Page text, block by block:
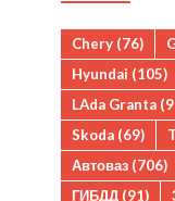
Chery (76)
Hyundai (105)
LAda Granta
Skoda (69)
Автоваз (706)
ГИБДД (91)